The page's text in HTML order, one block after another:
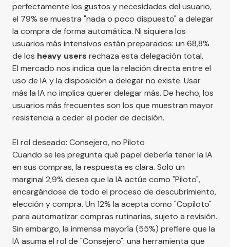
perfectamente los gustos y necesidades del usuario,
el 79% se muestra "nada o poco dispuesto" a delegar
la compra de forma automática. Ni siquiera los
usuarios más intensivos están preparados: un 68,8%
de los heavy users rechaza esta delegación total.
El mercado nos indica que la relación directa entre el
uso de IA y la disposición a delegar no existe. Usar
más la IA no implica querer delegar más. De hecho, los
usuarios más frecuentes son los que muestran mayor
resistencia a ceder el poder de decisión.
El rol deseado: Consejero, no Piloto
Cuando se les pregunta qué papel debería tener la IA
en sus compras, la respuesta es clara. Solo un
marginal 2,9% desea que la IA actúe como "Piloto",
encargándose de todo el proceso de descubrimiento,
elección y compra. Un 12% la acepta como "Copiloto"
para automatizar compras rutinarias, sujeto a revisión.
Sin embargo, la inmensa mayoría (55%) prefiere que la
IA asuma el rol de "Consejero": una herramienta que